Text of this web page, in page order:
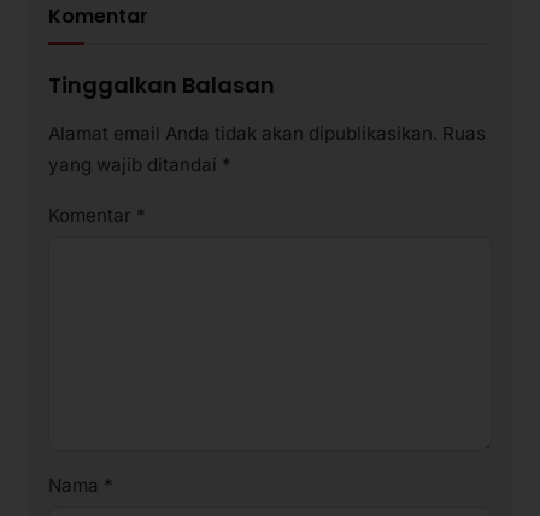
Komentar
Tinggalkan Balasan
Alamat email Anda tidak akan dipublikasikan. Ruas
yang wajib ditandai *
Komentar *
Nama *